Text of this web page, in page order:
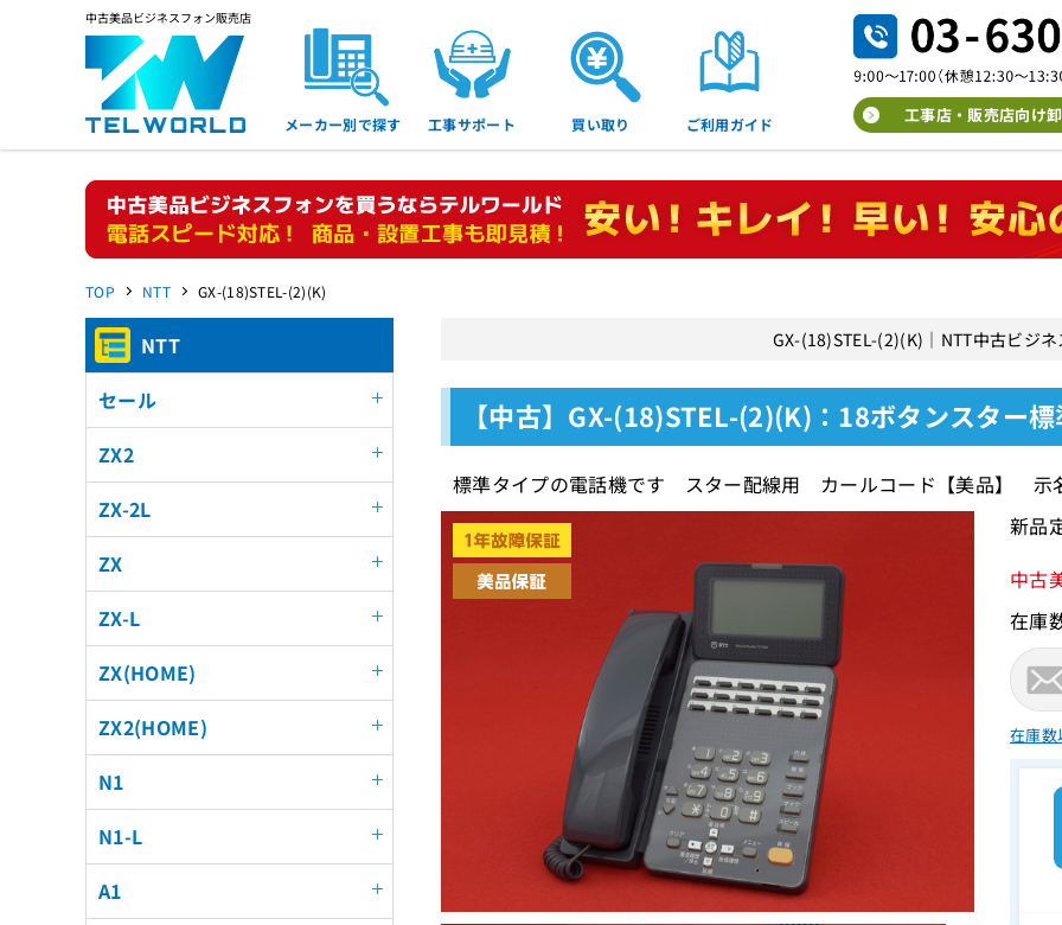
中古美品ビジネスフォン販売店
メーカー別で探す 工事サポート 買い取り ご利用ガイド 工事店・販売店向け
TOP NTT GX-(18)STEL-(2)(K)
GX-(18)STEL-(2)(K)｜NTT中古ビジ
【中古】GX-(18)STEL-(2)(K)：18ボタンスター
標準タイプの電話機です スター配線用 カールコード【美品】 示
新品
中古
在庫
在庫数
NTT
セール
ZX2
ZX-2L
ZX
ZX-L
ZX(HOME)
ZX2(HOME)
N1
N1-L
A1